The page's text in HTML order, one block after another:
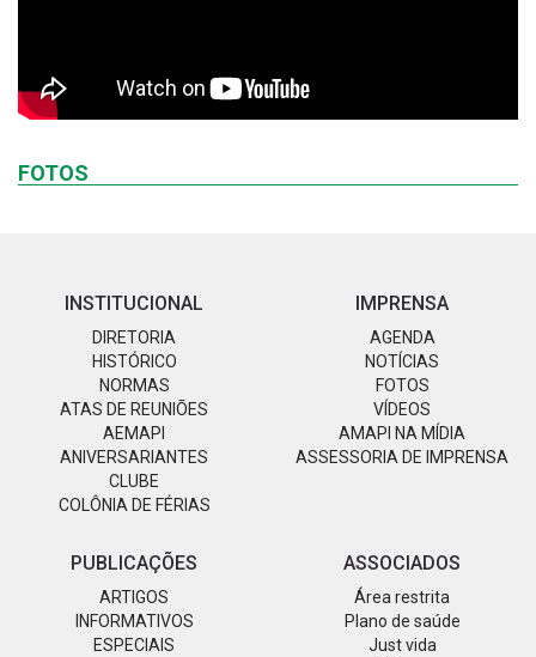
FOTOS
INSTITUCIONAL
DIRETORIA
HISTÓRICO
NORMAS
ATAS DE REUNIÕES
AEMAPI
ANIVERSARIANTES
CLUBE
COLÔNIA DE FÉRIAS
IMPRENSA
AGENDA
NOTÍCIAS
FOTOS
VÍDEOS
AMAPI NA MÍDIA
ASSESSORIA DE IMPRENSA
PUBLICAÇÕES
ARTIGOS
INFORMATIVOS
ESPECIAIS
ASSOCIADOS
Área restrita
Plano de saúde
Just vida